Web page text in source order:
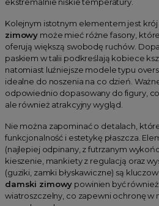
Kolejnym istotnym elementem jest krój
zimowy może mieć różne fasony,
oferują większą swobodę ruchów.
paskiem w talii podkreślają kobiece
natomiast luźniejsze modele typu
idealne do noszenia na co dzień.
odpowiednio dopasowany do figury,
ale również atrakcyjny wygląd.
Nie można zapominać o detalach,
funkcjonalność i estetykę płaszcza.
(najlepiej odpinany, z futrzanym
kieszenie, mankiety z regulacją oraz
(guziki, zamki błyskawiczne) są
damski zimowy powinien być
wiatroszczelny, co zapewni ochronę w